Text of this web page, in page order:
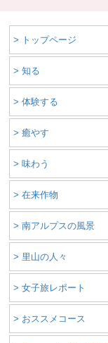
> トップページ
> 知る
> 体験する
> 癒やす
> 味わう
> 在来作物
> 南アルプスの風景
> 里山の人々
> 女子旅レポート
> おススメコース